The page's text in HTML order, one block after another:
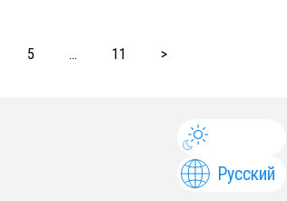
5 ... 11 >
Русский